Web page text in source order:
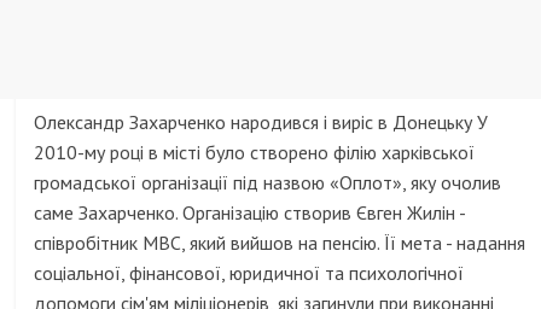
Олександр Захарченко народився і виріс в Донецьку У
2010-му році в місті було створено філію харківської
громадської організації під назвою «Оплот», яку очолив
саме Захарченко. Організацію створив Євген Жилін -
співробітник МВС, який вийшов на пенсію. Її мета - надання
соціальної, фінансової, юридичної та психологічної
допомоги сім'ям міліціонерів, які загинули при виконанні